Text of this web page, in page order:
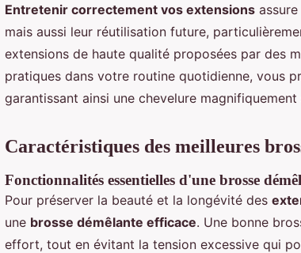
Entretenir correctement vos extensions
mais aussi leur réutilisation future,
extensions de haute qualité proposées par des
pratiques dans votre routine quotidienne, vous
garantissant ainsi une chevelure
Caractéristiques des meilleures
Fonctionnalités essentielles d'une brosse
Pour préserver la beauté et la longévité des
une brosse démêlante efficace. Une bonne
effort, tout en évitant la tension excessive qui